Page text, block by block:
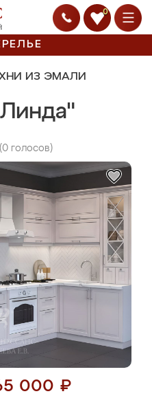
0
ИЗ ЭМАЛИ
(0 голосов)
000 ₽